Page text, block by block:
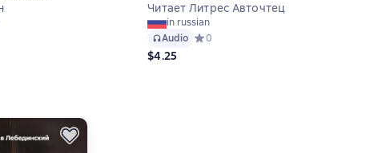
рейтинг 0 на основе 0 оценок
Читает Литрес Авточтец
in russian
Audio Средний рейтинг 0 на основе 0
0
$4.25